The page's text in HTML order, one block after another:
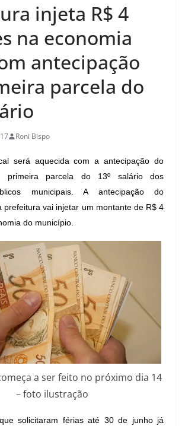
injeta R$ 4
na economia
antecipação
parcela do
Roni Bispo
será aquecida com a antecipação do
primeira parcela do 13º salário dos
municipais. A antecipação do
prefeitura vai injetar um montante de R$ 4
do município.
a ser feito no próximo dia 14
– foto ilustração
solicitaram férias até 30 de junho já